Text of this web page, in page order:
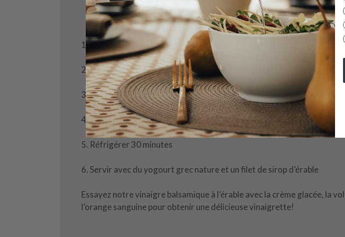
1. Hacher grossièrement les amandes et les canneberges.
2. Mélanger tous les ingrédients secs ensemble.
3. Ajouter le miel et le balsamique et mélanger à la spatule.
4. Étendre sur une tôle tapissée de papier parchemin.
5. Réfrigérer 30 minutes
6. Servir avec du yogourt grec nature et un filet de sirop d’érable
Essayez notre vinaigre balsamique à l’érable avec la crème glacée, la
l’orange sanguine pour obtenir une délicieuse vinaigrette!